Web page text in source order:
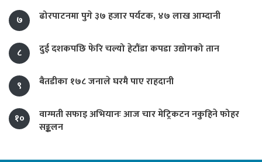
७
ढोरपाटनमा पुगे ३७ हजार पर्यटक, ४७ लाख आम्दानी
८ दुई दशकपछि फेरि चल्यो हेटौंडा कपडा उद्योगको तान
९ बैतडीका १७८ जनाले घरमै पाए राहदानी
१०
वाग्मती सफाइ अभियानः आज चार मेट्रिकटन नकुहिने फोहर
सङ्कलन